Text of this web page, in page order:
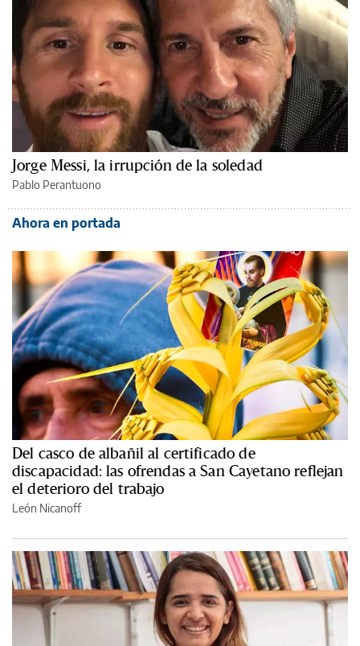
Jorge Messi, la irrupción de la soledad
Pablo Perantuono
Ahora en portada
Del casco de albañil al certificado de
discapacidad: las ofrendas a San Cayetano reflejan
el deterioro del trabajo
León Nicanoff